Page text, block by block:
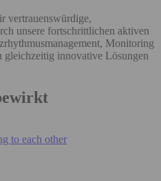
unsere fortschrittlichen aktiven
Monitoring
innovative Lösungen